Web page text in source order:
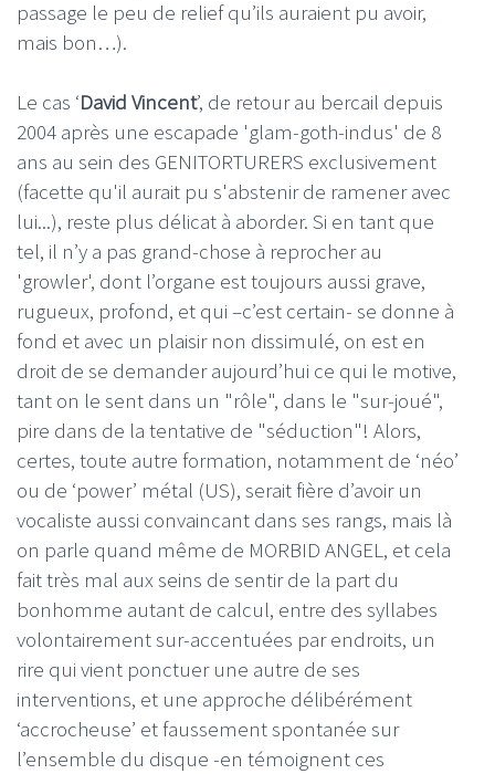
passage le peu de relief qu’ils auraient pu avoir,
mais bon…).
Le cas ‘David Vincent’, de retour au bercail depuis
2004 après une escapade 'glam-goth-indus' de 8
ans au sein des GENITORTURERS exclusivement
(facette qu'il aurait pu s'abstenir de ramener avec
lui...), reste plus délicat à aborder. Si en tant que
tel, il n’y a pas grand-chose à reprocher au
'growler', dont l’organe est toujours aussi grave,
rugueux, profond, et qui –c’est certain- se donne à
fond et avec un plaisir non dissimulé, on est en
droit de se demander aujourd’hui ce qui le motive,
tant on le sent dans un "rôle", dans le "sur-joué",
pire dans de la tentative de "séduction"! Alors,
certes, toute autre formation, notamment de ‘néo’
ou de ‘power’ métal (US), serait fière d’avoir un
vocaliste aussi convaincant dans ses rangs, mais là
on parle quand même de MORBID ANGEL, et cela
fait très mal aux seins de sentir de la part du
bonhomme autant de calcul, entre des syllabes
volontairement sur-accentuées par endroits, un
rire qui vient ponctuer une autre de ses
interventions, et une approche délibérément
‘accrocheuse’ et faussement spontanée sur
l’ensemble du disque -en témoignent ces